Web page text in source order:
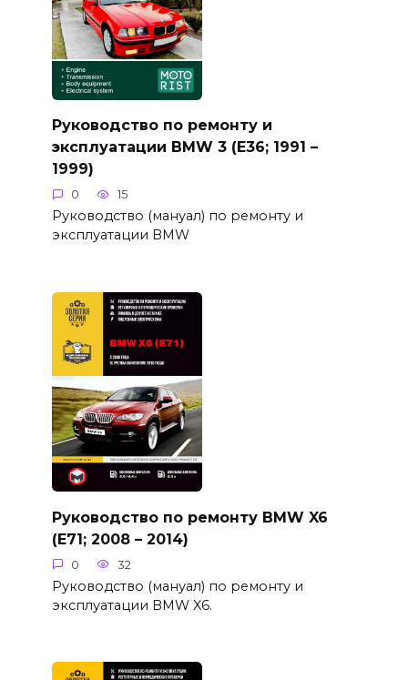
Руководство по ремонту и
эксплуатации BMW 3 (E36; 1991 –
1999)
0 15
Руководство (мануал) по ремонту и
эксплуатации BMW
Руководство по ремонту BMW X6
(E71; 2008 – 2014)
0 32
Руководство (мануал) по ремонту и
эксплуатации BMW X6.